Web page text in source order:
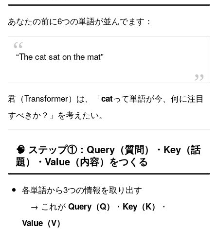
あなたの前に6つの単語が並んでます：
“The cat sat on the mat”
君（Transformer）は、「catって単語が今、何に注目
すべきか？」を考えたい。
🧠 ステップ①：Query（質問）・Key（話
題）・Value（内容）をつくる
各単語から3つの情報を取り出す
→ これがQuery（Q） ・ Key（K） ・
Value（V）